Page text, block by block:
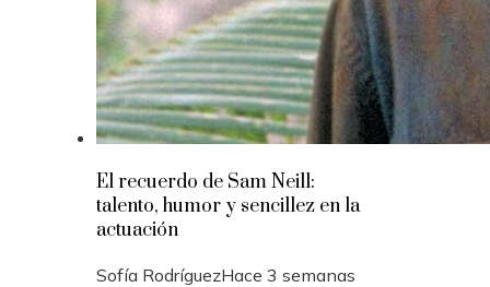
El recuerdo de Sam Neill:
talento, humor y sencillez en la
actuación
Sofía RodríguezHace 3 semanas